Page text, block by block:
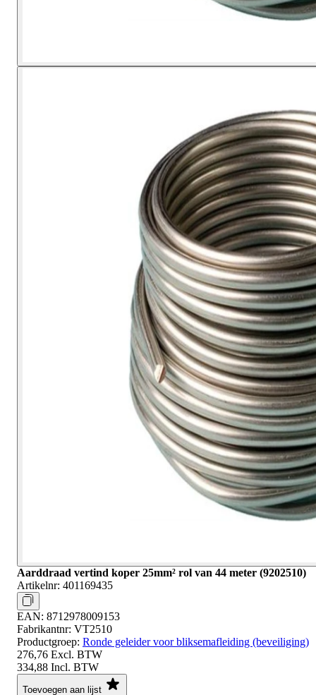
Aarddraad vertind koper 25mm² rol van 44 meter (9202510)
Artikelnr: 401169435
EAN: 8712978009153
Fabrikantnr: VT2510
Productgroep: Ronde geleider voor bliksemafleiding (beveiliging)
276,76 Excl. BTW
334,88 Incl. BTW
Toevoegen aan lijst